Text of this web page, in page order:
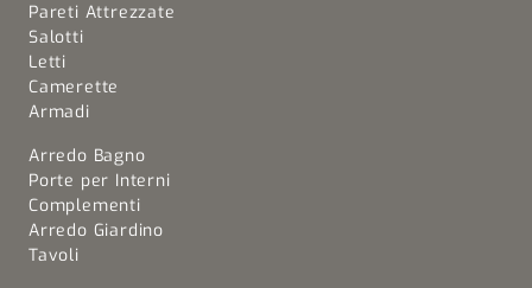
Pareti Attrezzate
Salotti
Letti
Camerette
Armadi
Arredo Bagno
Porte per Interni
Complementi
Arredo Giardino
Tavoli